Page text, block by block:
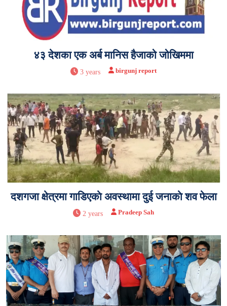
४३ देशका एक अर्ब मानिस हैजाको जोखिममा
3 years birgunj report
दशगजा क्षेत्रमा गाडिएकाे अवस्थामा दुई जनाकाे शव फेला
2 years Pradeep Sah